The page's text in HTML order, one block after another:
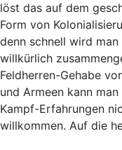
löst das auf dem
Form von
denn schnell wird
willkürlich
Feldherren-Gehabe
und Armeen kann
Kampf-Erfahrungen
willkommen. Auf die